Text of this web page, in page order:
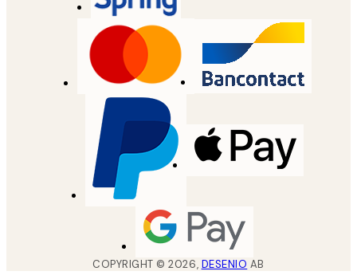
COPYRIGHT ©2026, DESENIO AB